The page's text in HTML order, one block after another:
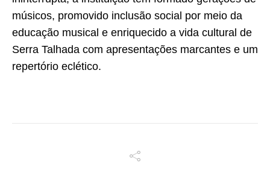
músicos, promovido inclusão social por meio da
educação musical e enriquecido a vida cultural de
Serra Talhada com apresentações marcantes e um
repertório eclético.